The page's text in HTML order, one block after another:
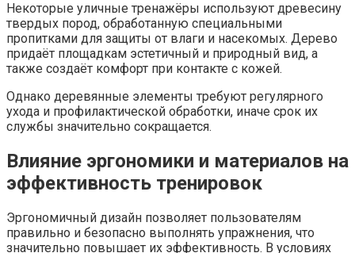
Некоторые уличные тренажёры используют древесину
твердых пород, обработанную специальными
пропитками для защиты от влаги и насекомых. Дерево
придаёт площадкам эстетичный и природный вид, а
также создаёт комфорт при контакте с кожей.
Однако деревянные элементы требуют регулярного
ухода и профилактической обработки, иначе срок их
службы значительно сокращается.
Влияние эргономики и материалов на
эффективность тренировок
Эргономичный дизайн позволяет пользователям
правильно и безопасно выполнять упражнения, что
значительно повышает их эффективность. В условиях